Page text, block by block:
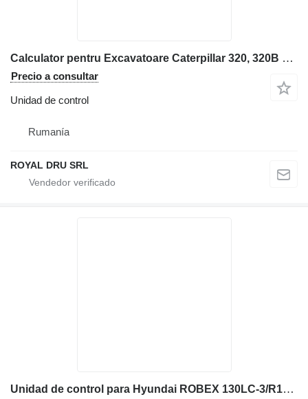
Calculator pentru Excavatoare Caterpillar 320, 320B L etc unidad de control para maquinaria de construcción
Precio a consultar
Unidad de control
Rumanía
ROYAL DRU SRL
Unidad de control para Hyundai ROBEX 130LC-3/R130LC-3 excavadora